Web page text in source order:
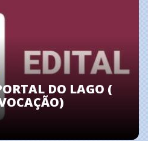
DO LAGO (